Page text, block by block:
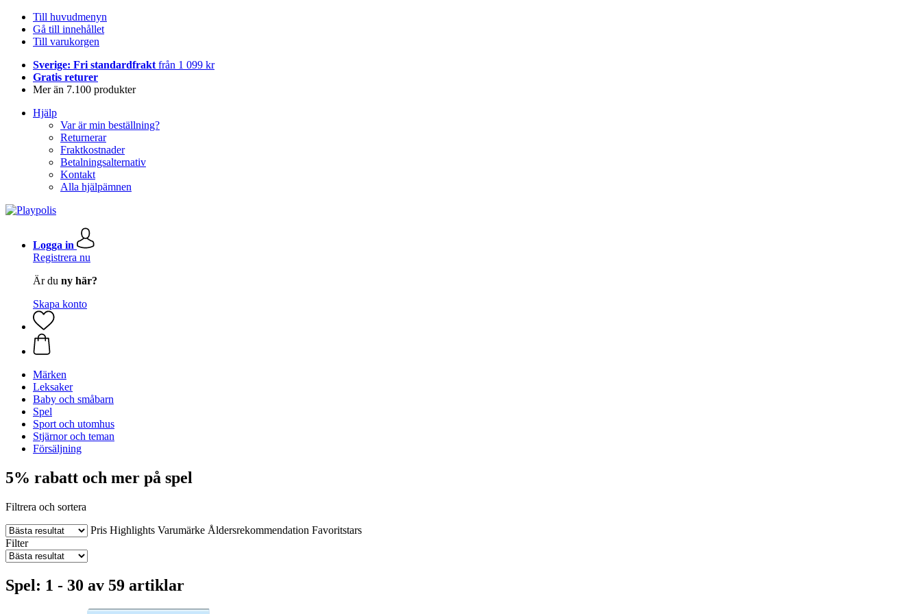
Till huvudmenyn
Gå till innehållet
Till varukorgen
Sverige: Fri standardfrakt från 1 099 kr
Gratis returer
Mer än 7.100 produkter
Hjälp
Var är min beställning?
Returnerar
Fraktkostnader
Betalningsalternativ
Kontakt
Alla hjälpämnen
Logga in
Registrera nu
Är du ny här?
Skapa konto
Märken
Leksaker
Baby och småbarn
Spel
Sport och utomhus
Stjärnor och teman
Försäljning
5% rabatt och mer på spel
Filtrera och sortera
Pris Highlights Varumärke Åldersrekommendation Favoritstars
Filter
Spel: 1 - 30 av 59 artiklar